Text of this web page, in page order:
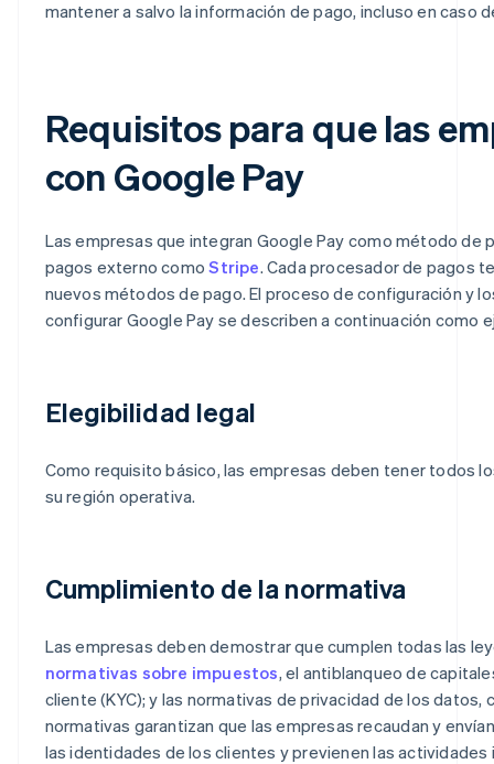
mantener a salvo la información de pago, incluso en caso
Requisitos para que las
con Google Pay
Las empresas que integran Google Pay como método de
pagos externo comoStripe. Cada procesador de pagos
nuevos métodos de pago. El proceso de configuración y
configurar Google Pay se describen a continuación como
Elegibilidad legal
Como requisito básico, las empresas deben tener todos
su región operativa.
Cumplimiento de la normativa
Las empresas deben demostrar que cumplen todas las
normativas sobre impuestos, el antiblanqueo de
cliente (KYC); y las normativas de privacidad de los datos,
normativas garantizan que las empresas recaudan y
las identidades de los clientes y previenen las